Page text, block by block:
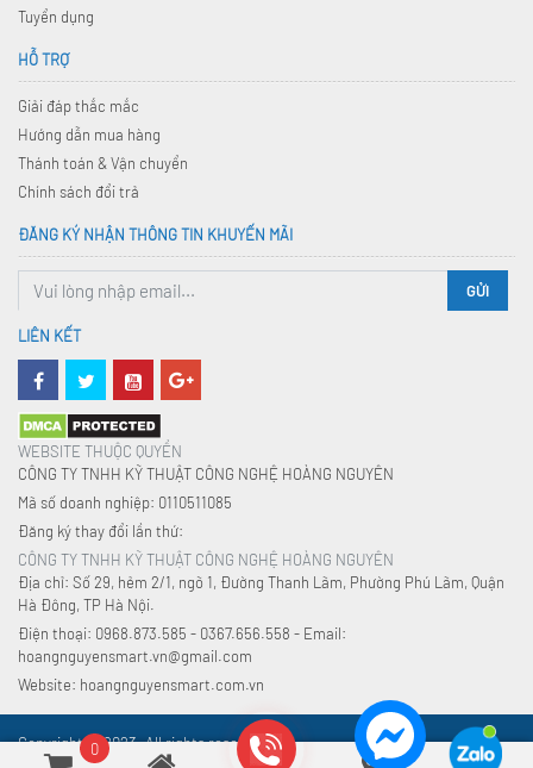
Tuyển dụng
HỖ TRỢ
Giải đáp thắc mắc
Hướng dẫn mua hàng
Thánh toán & Vận chuyển
Chính sách đổi trả
ĐĂNG KÝ NHẬN THÔNG TIN KHUYẾN MÃI
GỬI
LIÊN KẾT
WEBSITE THUỘC QUYỀN
CÔNG TY TNHH KỸ THUẬT CÔNG NGHỆ HOÀNG NGUYÊN
Mã số doanh nghiệp: 0110511085
Đăng ký thay đổi lần thứ:
CÔNG TY TNHH KỸ THUẬT CÔNG NGHỆ HOÀNG NGUYÊN
Địa chỉ: Số 29, hẻm 2/1, ngõ 1, Đường Thanh Lãm, Phường Phú Lãm, Quận
Hà Đông, TP Hà Nội.
Điện thoại: 0968.873.585 - 0367.656.558 - Email:
hoangnguyensmart.vn@gmail.com
Website: hoangnguyensmart.com.vn
Copyright © 2023. All rights reserved.
0